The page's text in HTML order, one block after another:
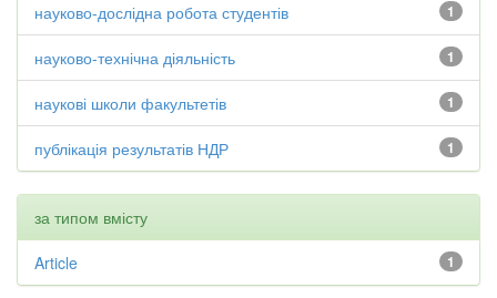
1
науково-дослідна робота студентів
1
науково-технічна діяльність
1
наукові школи факультетів
1
публікація результатів НДР
за типом вмісту
1
Article